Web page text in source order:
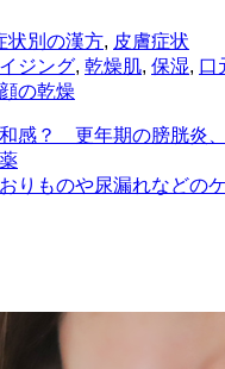
状別の漢方, 皮膚症状
ジング, 乾燥肌, 保湿, 口
顔の乾燥
感？ 更年期の膀胱炎
りものや尿漏れなどの